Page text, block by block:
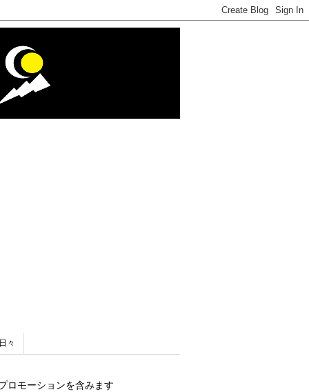
々
ロモーションを含みます